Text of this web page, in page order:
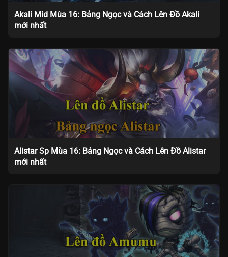
Akali Mid Mùa 16: Bảng Ngọc và Cách Lên Đồ Akali
mới nhất
Alistar Sp Mùa 16: Bảng Ngọc và Cách Lên Đồ Alistar
mới nhất